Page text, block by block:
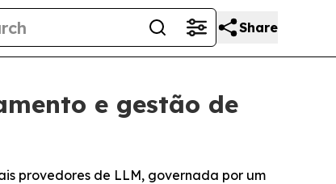
Share
e gestão de
provedores de LLM, governada por um